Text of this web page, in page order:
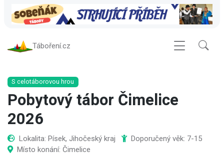
Táboření.cz
S celotáborovou hrou
Pobytový tábor Čimelice
2026
Lokalita: Písek, Jihočeský kraj
Doporučený věk: 7-15
Místo konání: Čimelice